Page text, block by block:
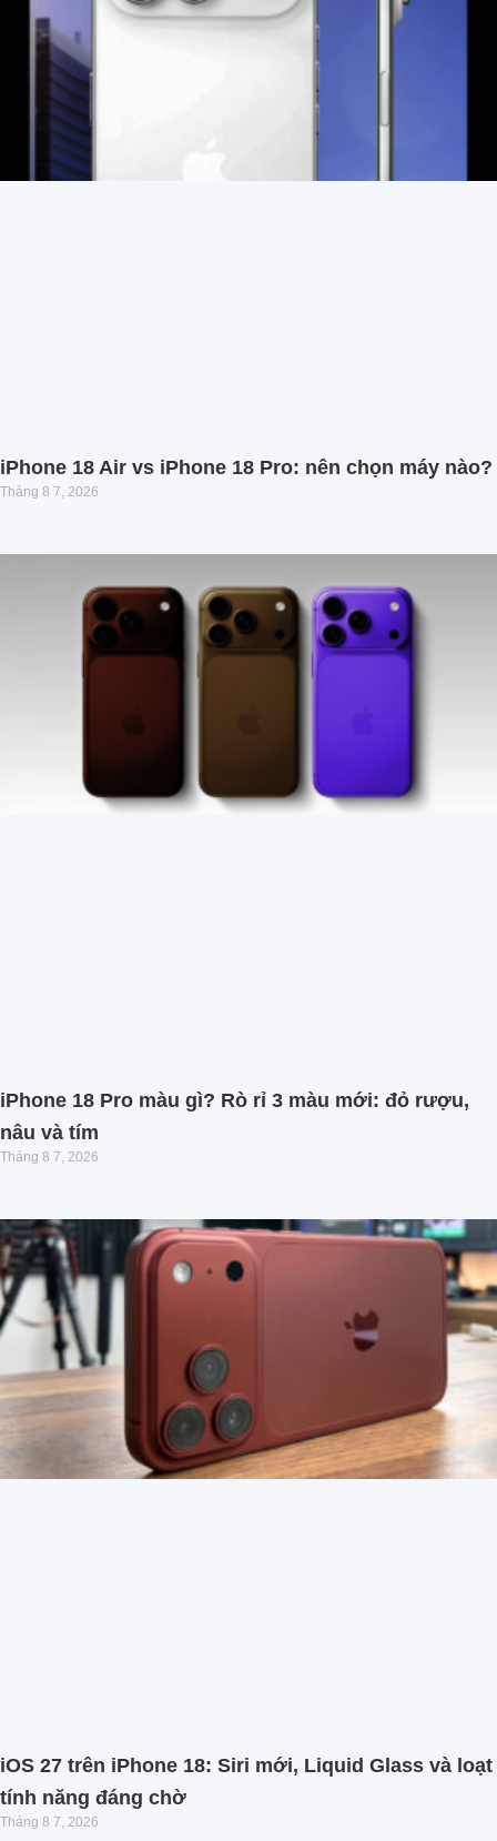
iPhone 18 Air vs iPhone 18 Pro: nên chọn máy nào?
Tháng 8 7, 2026
iPhone 18 Pro màu gì? Rò rỉ 3 màu mới: đỏ rượu,
nâu và tím
Tháng 8 7, 2026
iOS 27 trên iPhone 18: Siri mới, Liquid Glass và loạt
tính năng đáng chờ
Tháng 8 7, 2026